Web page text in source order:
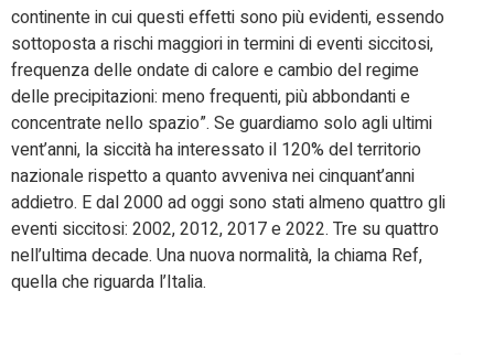
continente in cui questi effetti sono più evidenti, essendo
sottoposta a rischi maggiori in termini di eventi siccitosi,
frequenza delle ondate di calore e cambio del regime
delle precipitazioni: meno frequenti, più abbondanti e
concentrate nello spazio”. Se guardiamo solo agli ultimi
vent’anni, la siccità ha interessato il 120% del territorio
nazionale rispetto a quanto avveniva nei cinquant’anni
addietro. E dal 2000 ad oggi sono stati almeno quattro gli
eventi siccitosi: 2002, 2012, 2017 e 2022. Tre su quattro
nell’ultima decade. Una nuova normalità, la chiama Ref,
quella che riguarda l’Italia.